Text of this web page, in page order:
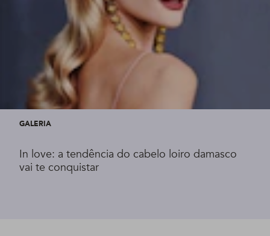
GALERIA
In love: a tendência do cabelo loiro damasco
vai te conquistar